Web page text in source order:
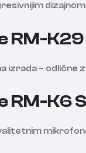
RM-
izrada – odlične
RM-K6